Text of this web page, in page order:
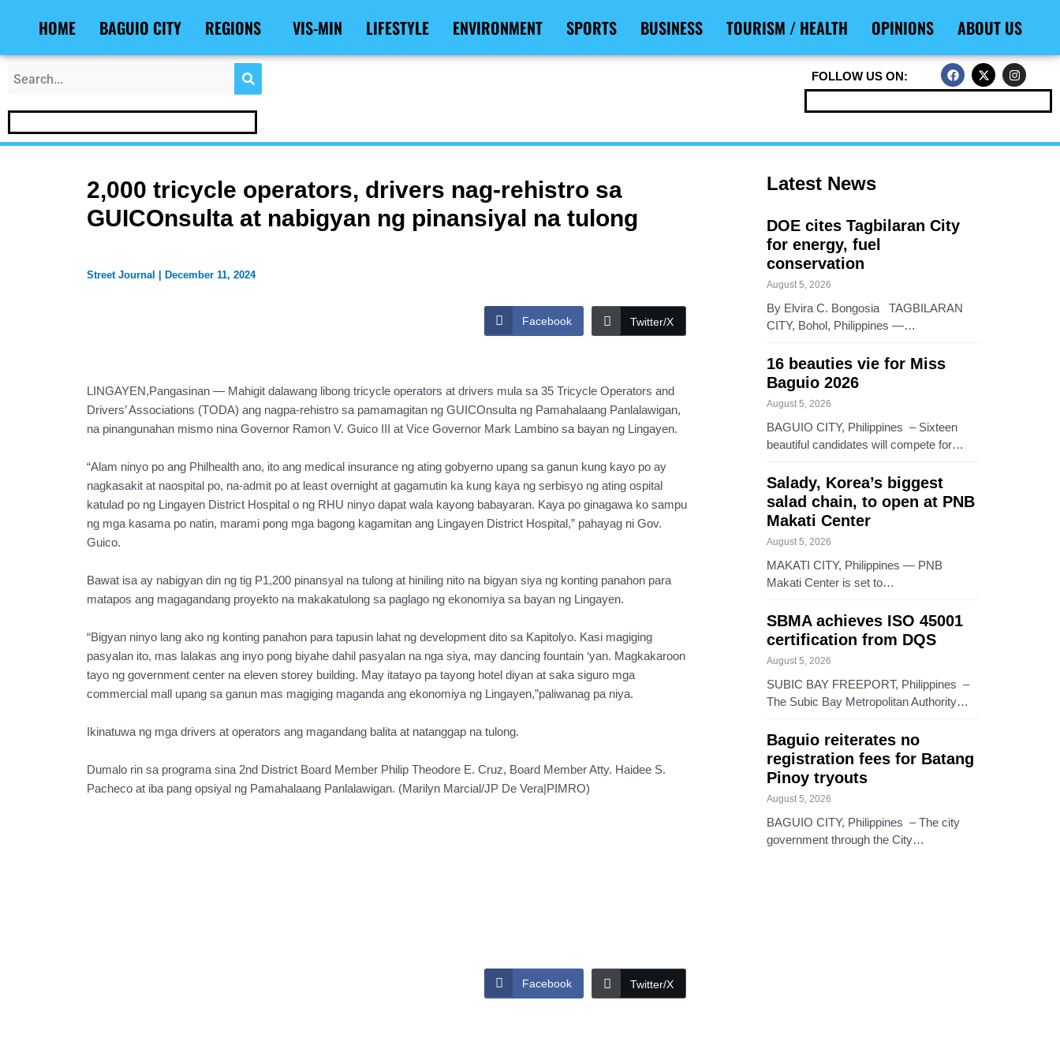
HOME BAGUIO CITY REGIONS VIS-MIN LIFESTYLE ENVIRONMENT SPORTS BUSINESS TOURISM / HEALTH OPINIONS ABOUT US
FOLLOW US ON:
F
a
c
b
o
X
-
t
i
t
I
n
s
a
r
2,000 tricycle operators, drivers nag-rehistro sa
GUICOnsulta at nabigyan ng pinansiyal na tulong
Street Journal | December 11, 2024
Facebook Twitter/X
LINGAYEN,Pangasinan — Mahigit dalawang libong tricycle operators at drivers mula sa 35 Tricycle Operators and
Drivers’ Associations (TODA) ang nagpa-rehistro sa pamamagitan ng GUICOnsulta ng Pamahalaang Panlalawigan,
na pinangunahan mismo nina Governor Ramon V. Guico III at Vice Governor Mark Lambino sa bayan ng Lingayen.
“Alam ninyo po ang Philhealth ano, ito ang medical insurance ng ating gobyerno upang sa ganun kung kayo po ay
nagkasakit at naospital po, na-admit po at least overnight at gagamutin ka kung kaya ng serbisyo ng ating ospital
katulad po ng Lingayen District Hospital o ng RHU ninyo dapat wala kayong babayaran. Kaya po ginagawa ko sampu
ng mga kasama po natin, marami pong mga bagong kagamitan ang Lingayen District Hospital,” pahayag ni Gov.
Guico.
Bawat isa ay nabigyan din ng tig P1,200 pinansyal na tulong at hiniling nito na bigyan siya ng konting panahon para
matapos ang magagandang proyekto na makakatulong sa paglago ng ekonomiya sa bayan ng Lingayen.
“Bigyan ninyo lang ako ng konting panahon para tapusin lahat ng development dito sa Kapitolyo. Kasi magiging
pasyalan ito, mas lalakas ang inyo pong biyahe dahil pasyalan na nga siya, may dancing fountain ‘yan. Magkakaroon
tayo ng government center na eleven storey building. May itatayo pa tayong hotel diyan at saka siguro mga
commercial mall upang sa ganun mas magiging maganda ang ekonomiya ng Lingayen,”paliwanag pa niya.
Ikinatuwa ng mga drivers at operators ang magandang balita at natanggap na tulong.
Dumalo rin sa programa sina 2nd District Board Member Philip Theodore E. Cruz, Board Member Atty. Haidee S.
Pacheco at iba pang opsiyal ng Pamahalaang Panlalawigan. (Marilyn Marcial/JP De Vera|PIMRO)
Facebook Twitter/X
navigation
Latest News
DOE cites Tagbilaran City
for energy, fuel
conservation
August 5, 2026
By Elvira C. Bongosia TAGBILARAN
CITY, Bohol, Philippines —…
16 beauties vie for Miss
Baguio 2026
August 5, 2026
BAGUIO CITY, Philippines – Sixteen
beautiful candidates will compete for…
Salady, Korea’s biggest
salad chain, to open at PNB
Makati Center
August 5, 2026
MAKATI CITY, Philippines — PNB
Makati Center is set to…
SBMA achieves ISO 45001
certification from DQS
August 5, 2026
SUBIC BAY FREEPORT, Philippines –
The Subic Bay Metropolitan Authority…
Baguio reiterates no
registration fees for Batang
Pinoy tryouts
August 5, 2026
BAGUIO CITY, Philippines – The city
government through the City…